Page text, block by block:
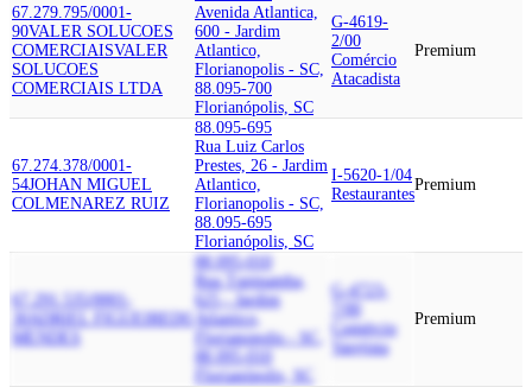
67.279.795/0001-
90VALER SOLUCOES
COMERCIAISVALER
SOLUCOES
COMERCIAIS LTDA
Avenida Atlantica,
600 - Jardim
Atlantico,
Florianopolis - SC,
88.095-700
Florianópolis, SC
G-4619-
2/00
Comércio
Atacadista
Premium
67.274.378/0001-
54JOHAN MIGUEL
COLMENAREZ RUIZ
88.095-695
Rua Luiz Carlos
Prestes, 26 - Jardim
Atlantico,
Florianopolis - SC,
88.095-695
Florianópolis, SC
I-5620-1/04
Restaurantes
Premium
67.291.535/0001-
30ADRIEL FIGUEIREDO
MENDES
88.095-010
Rua Tupinamba,
625 - Jardim
Atlantico,
Florianopolis - SC,
88.095-010
Florianópolis, SC
G-4723-
7/00
Comércio
Varejista
Premium